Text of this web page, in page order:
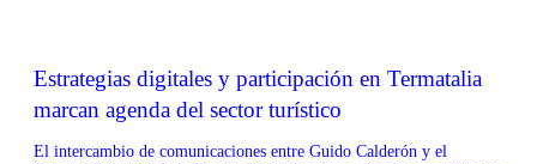
Estrategias digitales y participación en Termatalia
marcan agenda del sector turístico
El intercambio de comunicaciones entre Guido Calderón y el